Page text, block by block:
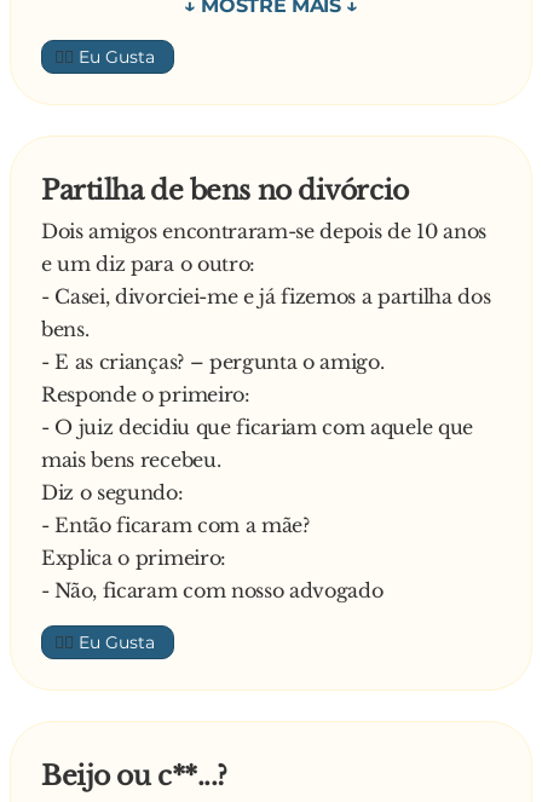
- Não! A minha sogra morreu esta noite e, agora,
vou à funerária
—
👍🏼
Partilha de bens no divórcio
Dois amigos encontraram-se depois de 10 anos
e um diz para o outro:
- Casei, divorciei-me e já fizemos a partilha dos
bens.
- E as crianças? – pergunta o amigo.
Responde o primeiro:
- O juiz decidiu que ficariam com aquele que
mais bens recebeu.
Diz o segundo:
- Então ficaram com a mãe?
Explica o primeiro:
- Não, ficaram com nosso advogado
👍🏼
Beijo ou c**...?